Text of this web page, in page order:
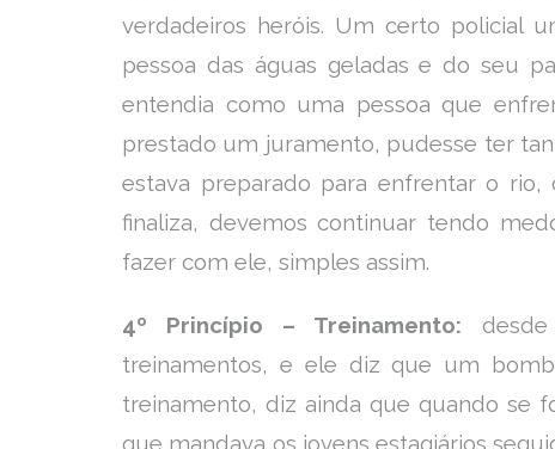
verdadeiros heróis. Um certo policial
pessoa das águas geladas e do seu
entendia como uma pessoa que
prestado um juramento, pudesse ter
estava preparado para enfrentar o rio,
finaliza, devemos continuar tendo
fazer com ele, simples assim.
4º Princípio – Treinamento:
treinamentos, e ele diz que um
treinamento, diz ainda que quando se
que mandava os jovens estagiários